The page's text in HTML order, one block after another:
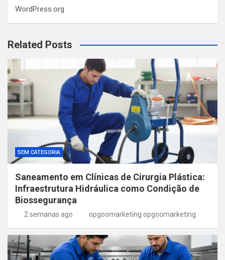
WordPress.org
Related Posts
SEM CATEGORIA
Saneamento em Clínicas de Cirurgia Plástica:
Infraestrutura Hidráulica como Condição de
Biossegurança
2 semanas ago opgoomarketing opgoomarketing